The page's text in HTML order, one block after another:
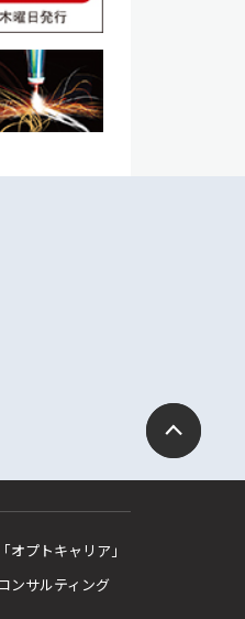
プトキャリア」
ンサルティング